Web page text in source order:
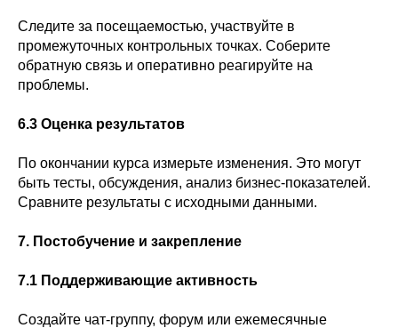
Следите за посещаемостью, участвуйте в
промежуточных контрольных точках. Соберите
обратную связь и оперативно реагируйте на
проблемы.
6.3 Оценка результатов
По окончании курса измерьте изменения. Это могут
быть тесты, обсуждения, анализ бизнес‑показателей.
Сравните результаты с исходными данными.
7. Постобучение и закрепление
7.1 Поддерживающие активность
Создайте чат‑группу, форум или ежемесячные